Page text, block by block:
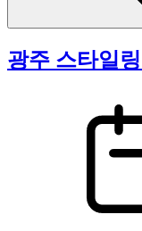
광주 스타일